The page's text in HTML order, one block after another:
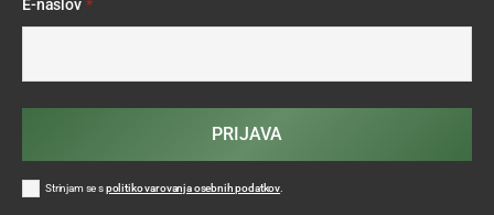
E-naslov *
Strinjam se spolitiko varovanja osebnih podatkov
PRIJAVA